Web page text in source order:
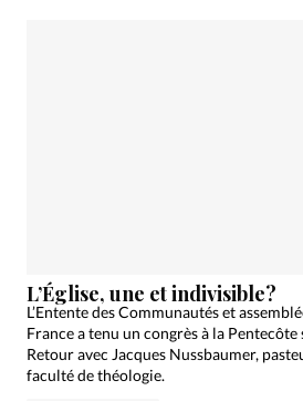
Devise:CHF
RUBRIQUES
Tous les articles
L’Église, une et indivisible?
L’Entente des Communautés et
France a tenu un congrès à la Pentecôte
Retour avec Jacques Nussbaumer,
faculté de théologie.